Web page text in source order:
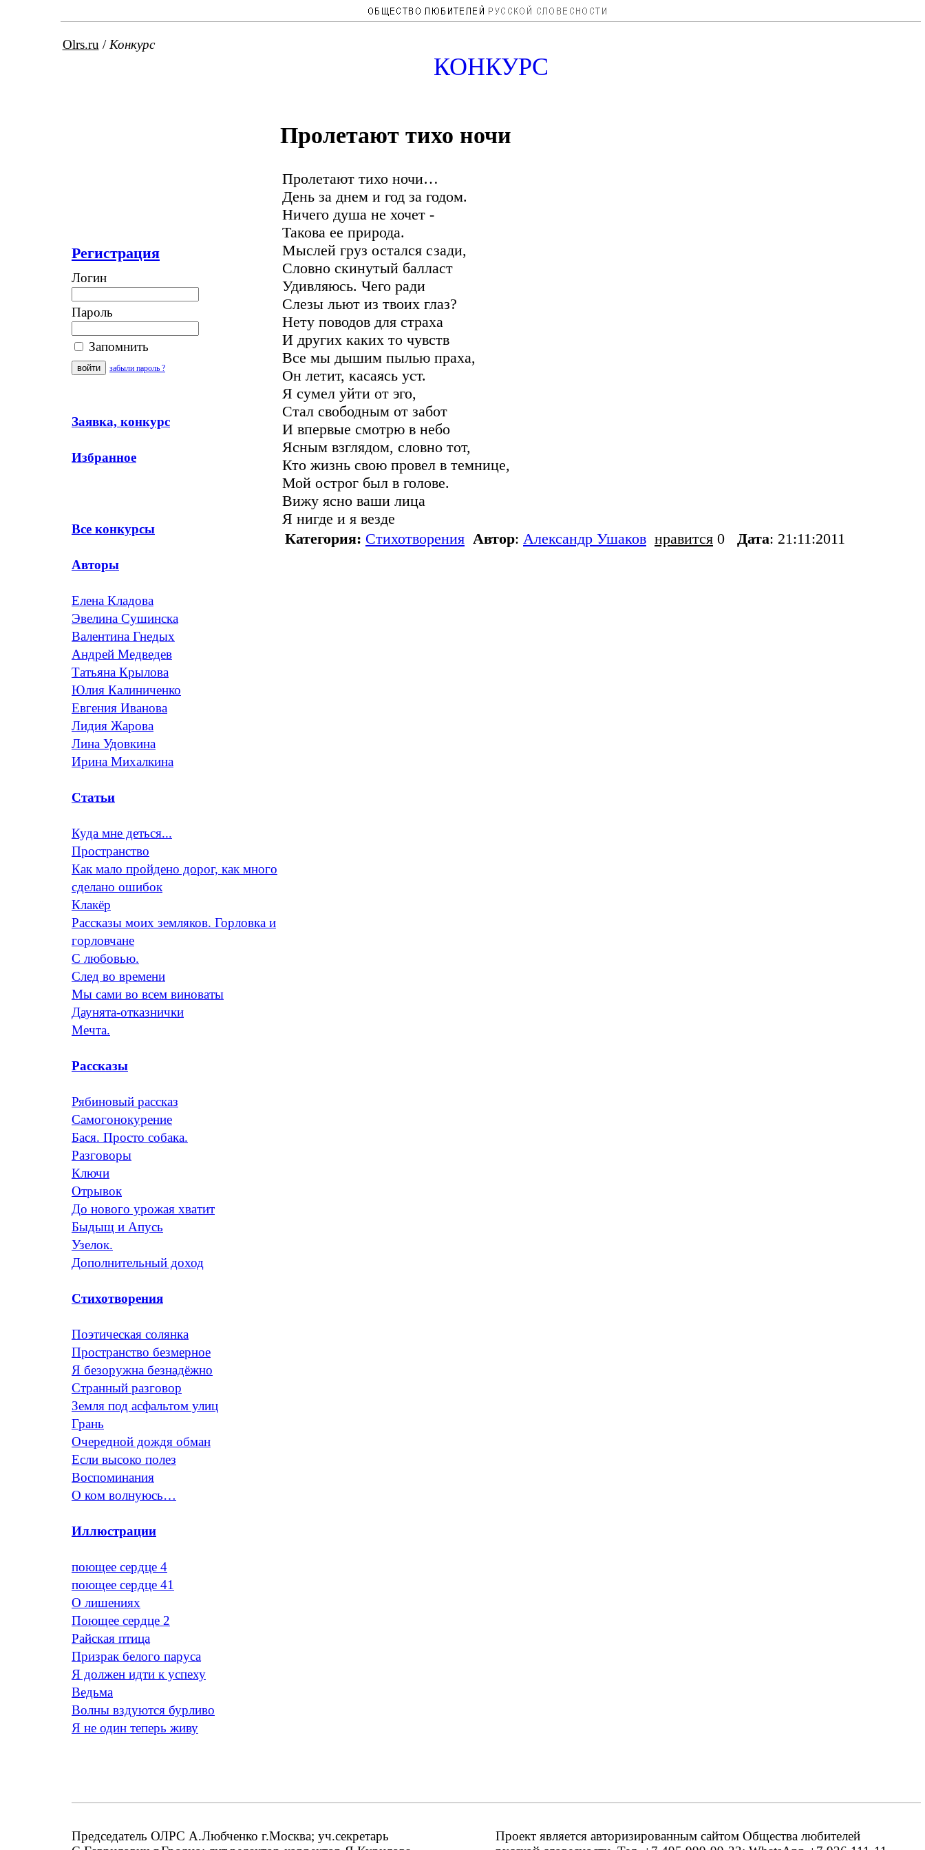
Olrs.ru / Конкурс
КОНКУРС
Регистрация
Логин
Пароль
Запомнить
забыли пароль ?
Заявка, конкурс
Избранное
Все конкурсы
Авторы
Елена Кладова
Эвелина Сушинска
Валентина Гнедых
Андрей Медведев
Татьяна Крылова
Юлия Калиниченко
Евгения Иванова
Лидия Жарова
Лина Удовкина
Ирина Михалкина
Статьи
Куда мне деться...
Пространство
Как мало пройдено дорог, как много
сделано ошибок
Клакёр
Рассказы моих земляков. Горловка и
горловчане
С любовью.
След во времени
Мы сами во всем виноваты
Даунята-отказнички
Мечта.
Рассказы
Рябиновый рассказ
Самогонокурение
Бася. Просто собака.
Разговоры
Ключи
Отрывок
До нового урожая хватит
Быдыщ и Апусь
Узелок.
Дополнительный доход
Стихотворения
Поэтическая солянка
Пространство безмерное
Я безоружна безнадёжно
Странный разговор
Земля под асфальтом улиц
Грань
Очередной дождя обман
Если высоко полез
Воспоминания
О ком волнуюсь…
Иллюстрации
поющее сердце 4
поющее сердце 41
O лишениях
Поющее сердце 2
Райская птица
Призрак белого паруса
Я должен идти к успеху
Ведьма
Волны вздуются бурливо
Я не один теперь живу
Пролетают тихо ночи
Пролетают тихо ночи…
День за днем и год за годом.
Ничего душа не хочет -
Такова ее природа.
Мыслей груз остался сзади,
Словно скинутый балласт
Удивляюсь. Чего ради
Слезы льют из твоих глаз?
Нету поводов для страха
И других каких то чувств
Все мы дышим пылью праха,
Он летит, касаясь уст.
Я сумел уйти от эго,
Стал свободным от забот
И впервые смотрю в небо
Ясным взглядом, словно тот,
Кто жизнь свою провел в темнице,
Мой острог был в голове.
Вижу ясно ваши лица
Я нигде и я везде
Категория: Стихотворения Автор: Александр Ушаков нравится 0 Дата: 21:11:2011
Председатель ОЛРС А.Любченко г.Москва; уч.секретарь
Проект является авторизированным сайтом Общества любителей